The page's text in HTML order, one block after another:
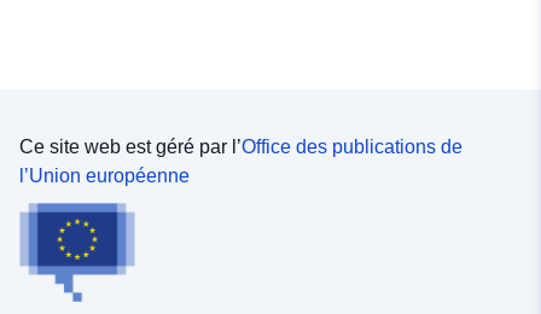
Ce site web est géré par l’Office des publications de
l’Union européenne